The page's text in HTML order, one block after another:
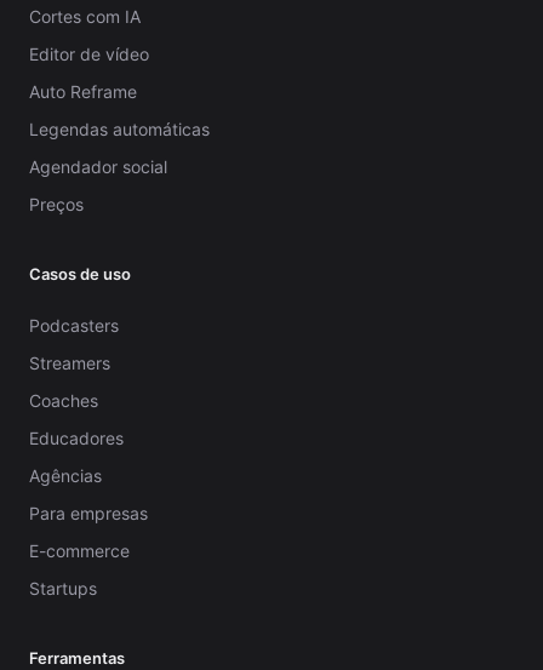
Cortes com IA
Editor de vídeo
Auto Reframe
Legendas automáticas
Agendador social
Preços
Casos de uso
Podcasters
Streamers
Coaches
Educadores
Agências
Para empresas
E-commerce
Startups
Ferramentas